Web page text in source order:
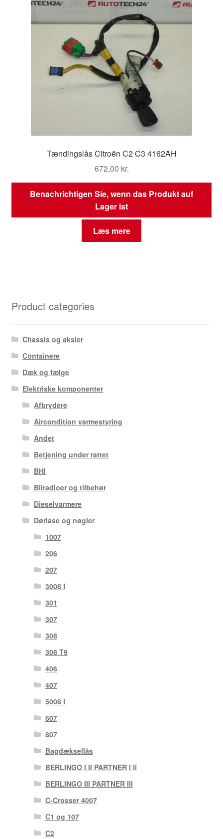
Tændingslås Citroën C2 C3 4162AH
672,00 kr.
Benachrichtigen Sie, wenn das Produkt auf
Lager ist
Læs mere
Product categories
Chassis og aksler
Containere
Dæk og fælge
Elektriske komponenter
Afbrydere
Aircondition varmestyring
Andet
Betjening under rattet
BHI
Bilradioer og tilbehør
Dieselvarmere
Dørlåse og nøgler
1007
206
207
3008 I
301
307
308
308 T9
406
407
5008 I
607
807
Bagdæksellås
BERLINGO I II PARTNER I II
BERLINGO III PARTNER III
C-Crosser 4007
C1 og 107
C2